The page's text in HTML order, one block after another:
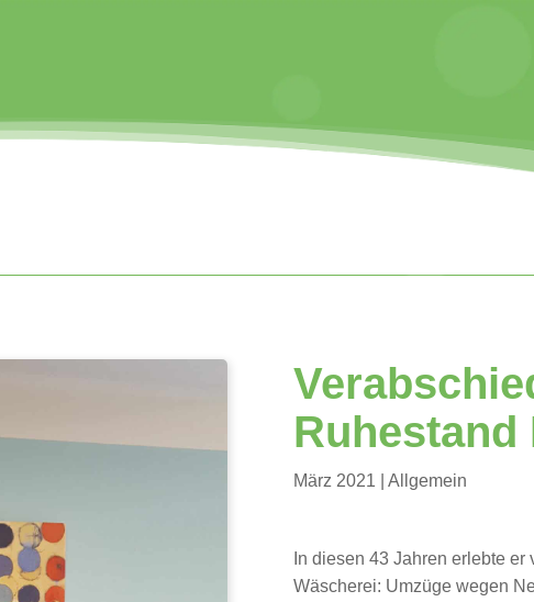
Ruhestand
März 2021 | Allgemein
In diesen 43 Jahren erlebte
Wäscherei: Umzüge wegen